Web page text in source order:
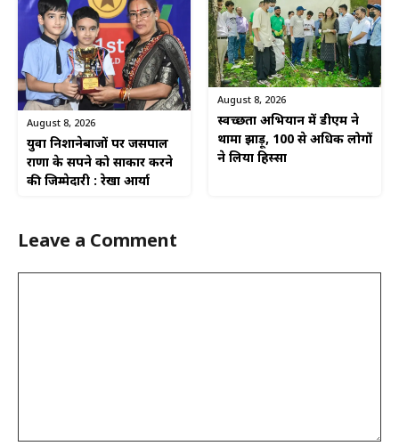
August 8, 2026
युवा निशानेबाजों पर जसपाल
राणा के सपने को साकार करने
की जिम्मेदारी : रेखा आर्या
August 8, 2026
स्वच्छता अभियान में डीएम ने
थामा झाड़ू, 100 से अधिक लोगों
ने लिया हिस्सा
Leave a Comment